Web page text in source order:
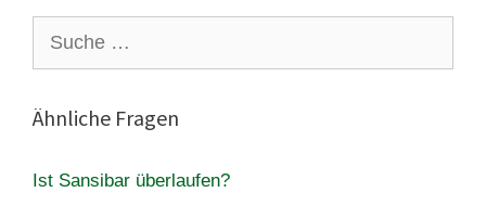
nach:
Ähnliche Fragen
Ist Sansibar überlaufen?